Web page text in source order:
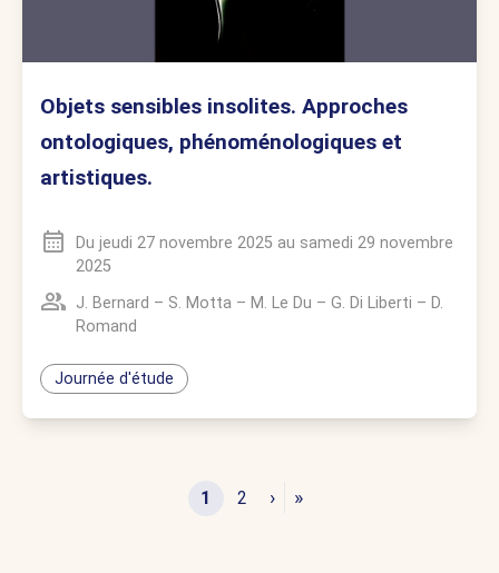
Objets sensibles insolites. Approches
ontologiques, phénoménologiques et
artistiques.
Du jeudi 27 novembre 2025 au samedi 29 novembre
2025
J. Bernard – S. Motta – M. Le Du – G. Di Liberti – D.
Romand
Journée d'étude
1 2 › »